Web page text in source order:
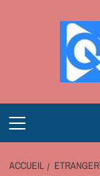
Menu
ACCUEIL ETRANGER